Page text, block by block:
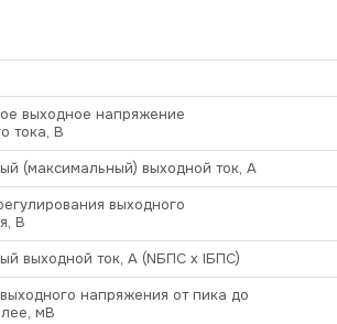
выходное напряжение
тока, В
(максимальный) выходной ток, А
выходного
В
выходной ток, А (NБПС х IБПС)
напряжения от пика до
мВ